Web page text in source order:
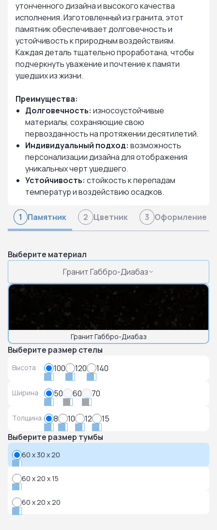
утонченного дизайна и высокого качества
исполнения. Изготовленный из гранита, этот
памятник обеспечивает долговечность и
устойчивость к природным воздействиям.
Каждая деталь тщательно проработана, чтобы
подчеркнуть уважение и почтение к памяти
ушедших из жизни.
Преимущества:
Долговечность: износоустойчивые
материалы, сохраняющие свою
первозданность на протяжении десятилетий.
Индивидуальный подход: возможность
персонализации дизайна для отображения
уникальных черт ушедшего.
Устойчивость: стойкость к перепадам
температур и воздействию осадков.
1 Памятник 2 Цветник 3 Оформление
Выберите материал
Гранит Габбро-Диабаз
Гранит Габбро-Диабаз
Выберите размер стелы
Высота 100 120 140
Ширина 50 60 70
Толщина 8 10 12
15
Выберите размер тумбы
60 x 30 x 20
60 x 20 x 15
60 x 20 x 20